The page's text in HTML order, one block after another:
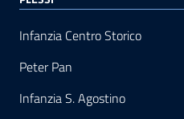
Infanzia Centro Storico
Peter Pan
Infanzia S. Agostino